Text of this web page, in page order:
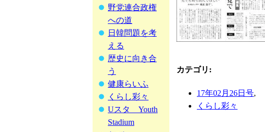
野党連合政権
への道
日韓問題を考
える
歴史に向き合
う
健康らいふ
くらし彩々
Uスタ Youth
Stadium
カテゴリ :
17年02月26日号,
くらし彩々